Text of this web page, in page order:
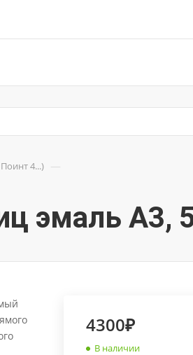
4...) —
эмаль A3,
4300₽
В наличии